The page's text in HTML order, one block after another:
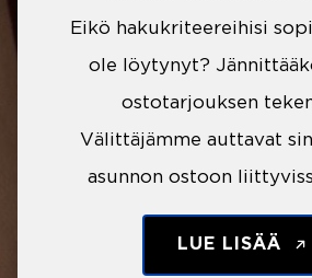
Eikö hakukriteereihisi
ole löytynyt?
ostotarjouksen
Välittäjämme auttavat
asunnon ostoon
LUE LISÄÄ